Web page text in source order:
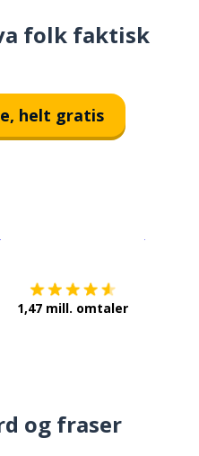
folk faktisk
helt gratis
1,47 mill. omtaler
og fraser